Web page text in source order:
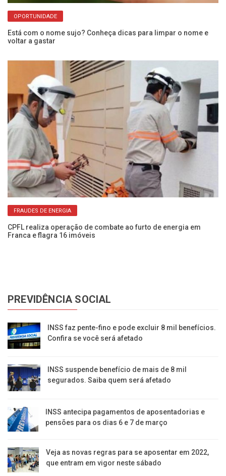
OPORTUNIDADE
Está com o nome sujo? Conheça dicas para limpar o nome e
voltar a gastar
FRAUDES DE ENERGIA
CPFL realiza operação de combate ao furto de energia em
Franca e flagra 16 imóveis
PREVIDÊNCIA SOCIAL
INSS faz pente-fino e pode excluir 8 mil benefícios.
Confira se você será afetado
INSS suspende benefício de mais de 8 mil
segurados. Saiba quem será afetado
INSS antecipa pagamentos de aposentadorias e
pensões para os dias 6 e 7 de março
Veja as novas regras para se aposentar em 2022,
que entram em vigor neste sábado